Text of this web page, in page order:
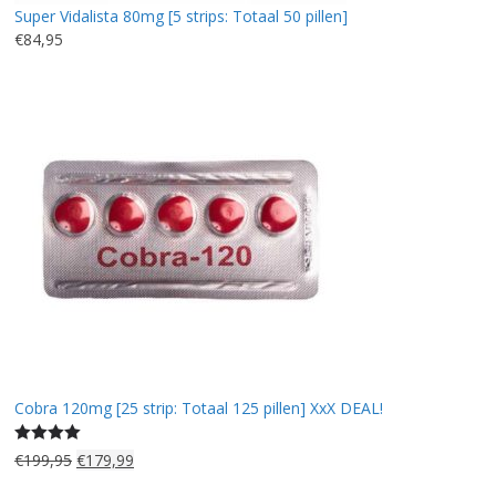
r
s
:
€
8
2
,
5
6
Super Vidalista 80mg [5 strips: Totaal 50 pillen]
€84,95
Cobra 120mg [25 strip: Totaal 125 pillen] XxX DEAL!
Gewaardeerd
€199,95 O
€179,99